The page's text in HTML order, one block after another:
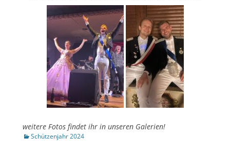
weitere Fotos findet ihr in unseren Galerien!
Kategorien
Schützenjahr 2024